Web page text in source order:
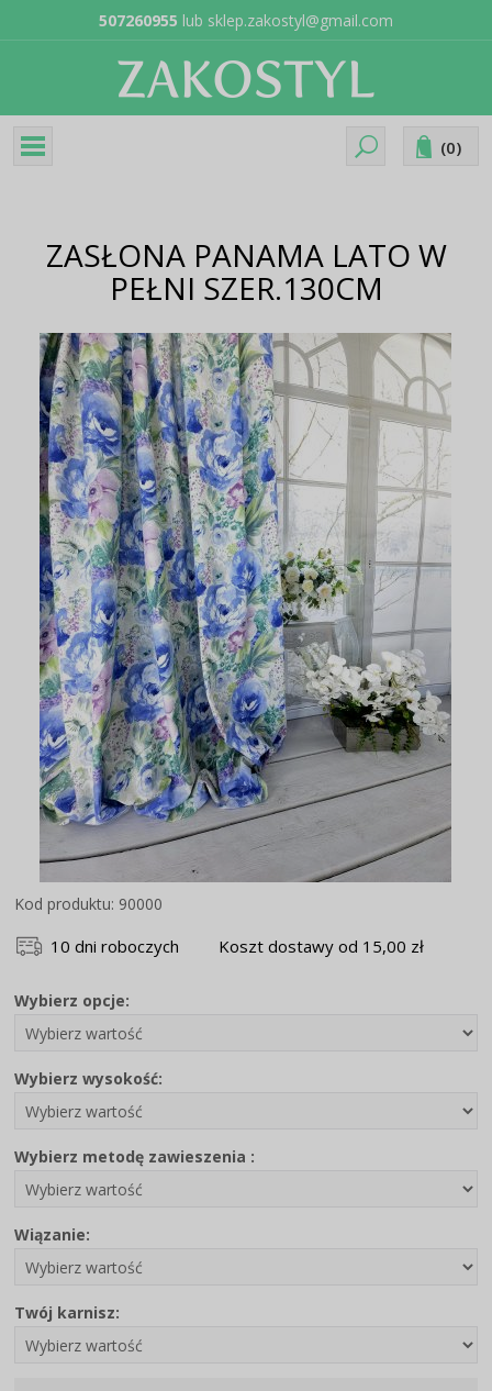
507260955 lub sklep.zakostyl@gmail.com
(0)
ZASŁONA PANAMA LATO W
PEŁNI SZER.130CM
Kod produktu: 90000
10 dni roboczych Koszt dostawy od 15,00 zł
Wybierz opcje:
Wybierz wysokość:
Wybierz metodę zawieszenia :
Wiązanie:
Twój karnisz: